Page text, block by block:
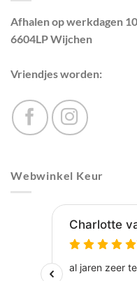
Afhalen op werkdagen
6604LP Wijchen
Vriendjes worden:
Webwinkel Keur